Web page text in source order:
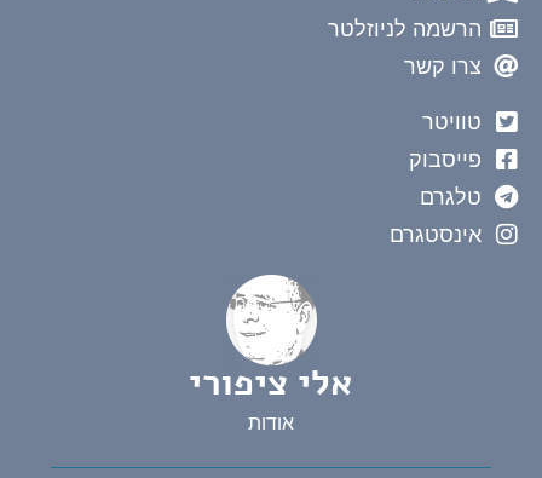
הרשמה לניוזלטר
צרו קשר
טוויטר
פייסבוק
טלגרם
אינסטגרם
אלי ציפורי
אודות